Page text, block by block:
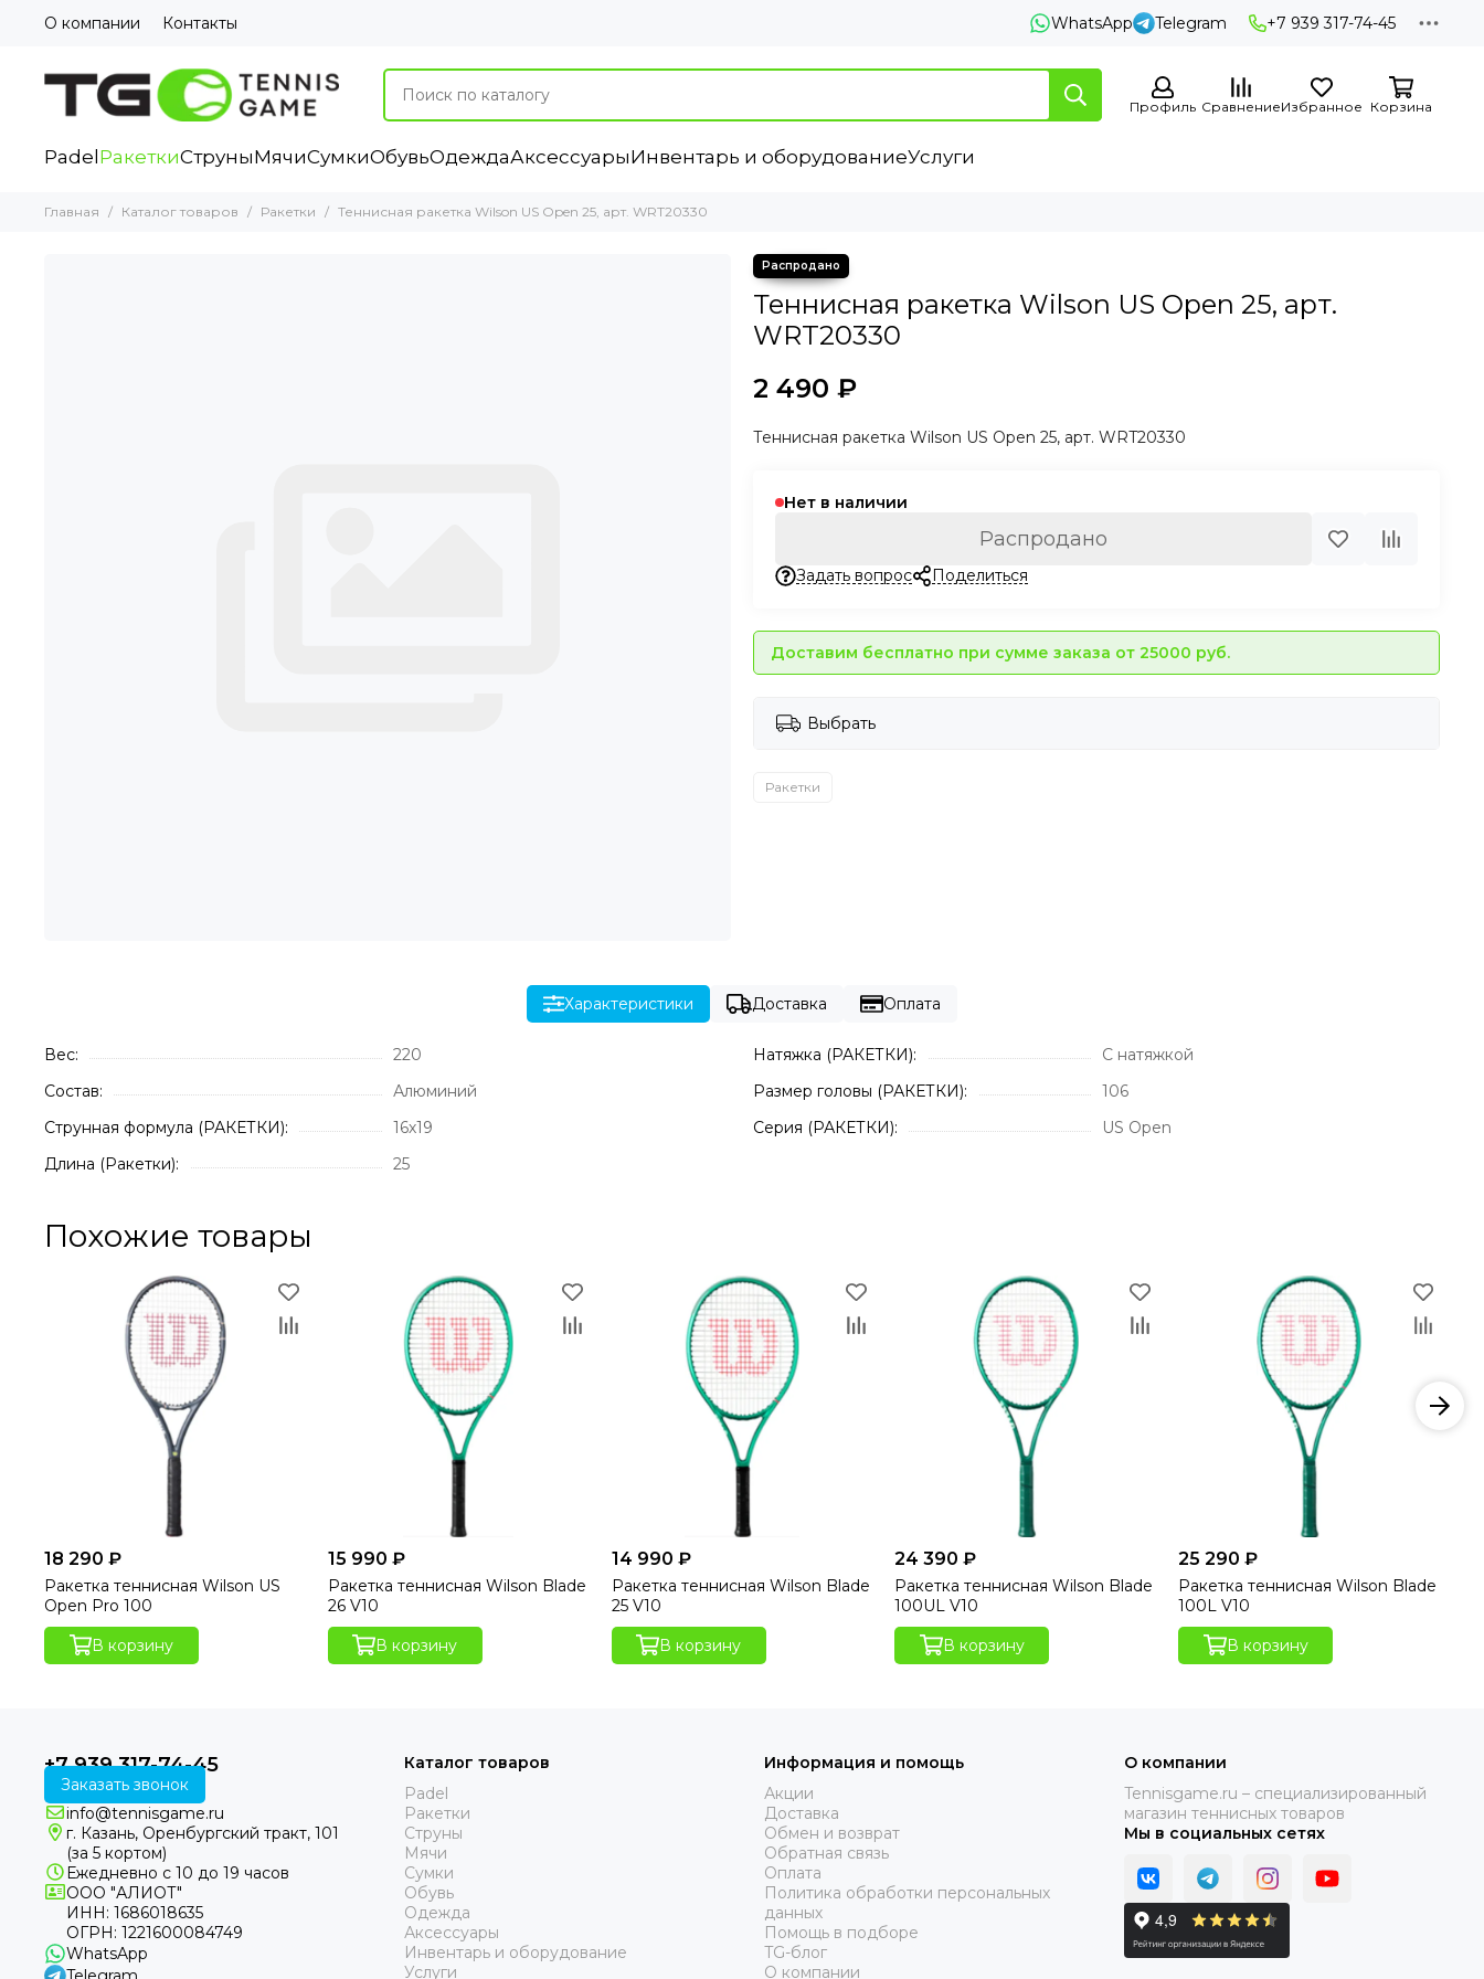
О компании Контакты WhatsApp Telegram +7 939 317-74-45
Профиль СравнениеИзбранное Корзина
Padel РакеткиСтруныМячиСумкиОбувьОдеждаАксессуарыИнвентарь и оборудованиеУслуги
Главная Каталог товаров Ракетки Теннисная ракетка Wilson US Open 25, арт. WRT20330
Теннисная ракетка Wilson US Open 25, арт.
WRT20330
2 490 ₽
Теннисная ракетка Wilson US Open 25, арт. WRT20330
Нет в наличии
Распродано
Задать вопрос Поделиться
Доставим бесплатно при сумме заказа от 25000 руб.
Выбрать
Ракетки
Характеристики Доставка Оплата
Вес:
220
Состав:
Алюминий
Струнная формула (РАКЕТКИ):
16х19
Длина (Ракетки):
25
Натяжка (РАКЕТКИ):
С натяжкой
Размер головы (РАКЕТКИ):
106
Серия (РАКЕТКИ):
US Open
Похожие товары
18 290 ₽
Ракетка теннисная Wilson US
Open Pro 100
В корзину
15 990 ₽
Ракетка теннисная Wilson Blade
26 V10
В корзину
14 990 ₽
Ракетка теннисная Wilson Blade
25 V10
В корзину
24 390 ₽
Ракетка теннисная Wilson Blade
100UL V10
В корзину
25 290 ₽
Ракетка теннисная Wilson Blade
100L V10
В корзину
+7 939 317-74-45
Заказать звонок
info@tennisgame.ru
г. Казань, Оренбургский тракт, 101
(за 5 кортом)
Ежедневно с 10 до 19 часов
ООО "АЛИОТ"
ИНН: 1686018635
ОГРН: 1221600084749
WhatsApp
Каталог товаров
Padel
Ракетки
Струны
Мячи
Сумки
Обувь
Одежда
Аксессуары
Инвентарь и оборудование
Услуги
Информация и помощь
Акции
Доставка
Обмен и возврат
Обратная связь
Оплата
Политика обработки персональных
данных
Помощь в подборе
TG-блог
О компании
О компании
Tennisgame.ru – специализированный
магазин теннисных товаров
Мы в социальных сетях